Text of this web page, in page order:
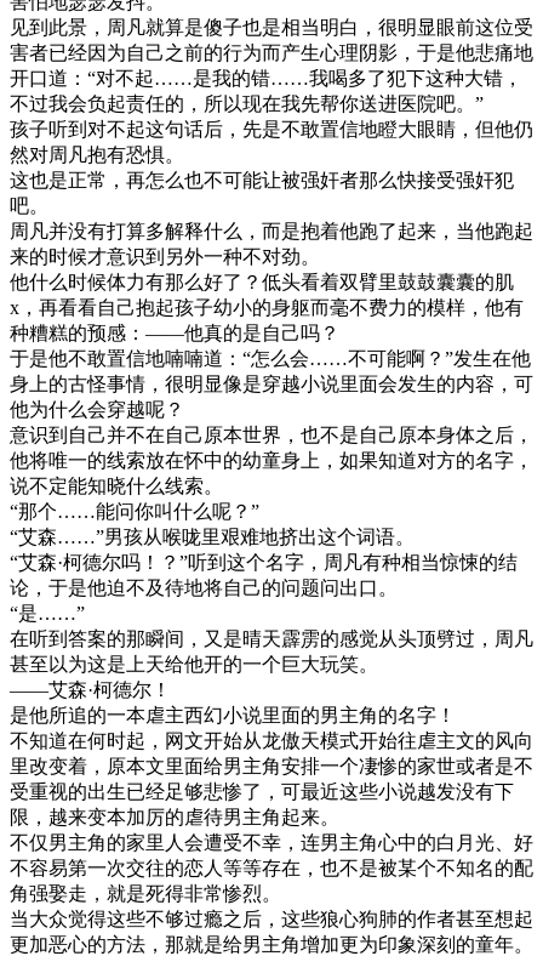
见到此景，周凡就算是傻子也是相当明白，很明显眼前这位受
害者已经因为自己之前的行为而产生心理阴影，于是他悲痛地
开口道：“对不起……是我的错……我喝多了犯下这种大错，
不过我会负起责任的，所以现在我先帮你送进医院吧。”
孩子听到对不起这句话后，先是不敢置信地瞪大眼睛，但他仍
然对周凡抱有恐惧。
这也是正常，再怎么也不可能让被强奸者那么快接受强奸犯
吧。
周凡并没有打算多解释什么，而是抱着他跑了起来，当他跑起
来的时候才意识到另外一种不对劲。
他什么时候体力有那么好了？低头看着双臂里鼓鼓囊囊的肌
x，再看看自己抱起孩子幼小的身躯而毫不费力的模样，他有
种糟糕的预感：——他真的是自己吗？
于是他不敢置信地喃喃道：“怎么会……不可能啊？”发生在他
身上的古怪事情，很明显像是穿越小说里面会发生的内容，可
他为什么会穿越呢？
意识到自己并不在自己原本世界，也不是自己原本身体之后，
他将唯一的线索放在怀中的幼童身上，如果知道对方的名字，
说不定能知晓什么线索。
“那个……能问你叫什么呢？”
“艾森……”男孩从喉咙里艰难地挤出这个词语。
“艾森·柯德尔吗！？”听到这个名字，周凡有种相当惊悚的结
论，于是他迫不及待地将自己的问题问出口。
“是……”
在听到答案的那瞬间，又是晴天霹雳的感觉从头顶劈过，周凡
甚至以为这是上天给他开的一个巨大玩笑。
——艾森·柯德尔！
是他所追的一本虐主西幻小说里面的男主角的名字！
不知道在何时起，网文开始从龙傲天模式开始往虐主文的风向
里改变着，原本文里面给男主角安排一个凄惨的家世或者是不
受重视的出生已经足够悲惨了，可最近这些小说越发没有下
限，越来变本加厉的虐待男主角起来。
不仅男主角的家里人会遭受不幸，连男主角心中的白月光、好
不容易第一次交往的恋人等等存在，也不是被某个不知名的配
角强娶走，就是死得非常惨烈。
当大众觉得这些不够过瘾之后，这些狼心狗肺的作者甚至想起
更加恶心的方法，那就是给男主角增加更为印象深刻的童年。